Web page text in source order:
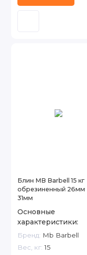
Блин MB Barbell 15 кг
обрезиненный 26мм
31мм
Основные
характеристики:
Бренд: Mb Barbell
Вес, кг: 15